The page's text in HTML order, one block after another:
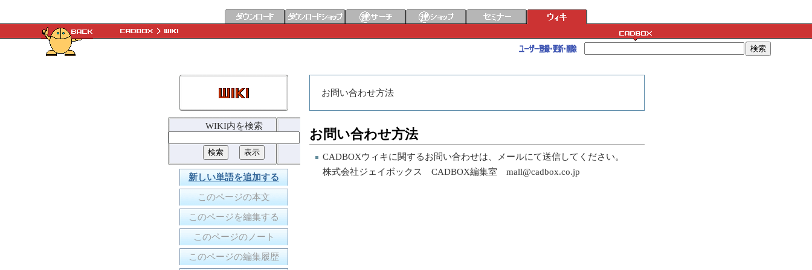
WIKI内を検索
新しい単語を追加する
このページの本文
このページを編集する
このページのノート
このページの編集履歴
お問い合わせ方法
お問い合わせ方法
CADBOXウィキに関するお問い合わせは、メールにて送信してください。
株式会社ジェイボックス CADBOX編集室 mall@cadbox.co.jp